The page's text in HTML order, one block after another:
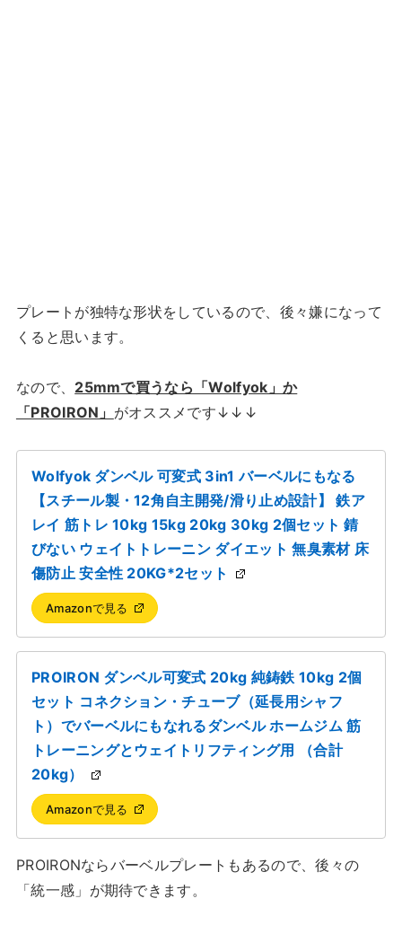
プレートが独特な形状をしているので、後々嫌になって
くると思います。
なので、 25mmで買うなら「Wolfyok」か
「PROIRON」 がオススメです↓↓↓
Wolfyok ダンベル 可変式 3in1 バーベルにもなる
【スチール製・12角自主開発/滑り止め設計】 鉄ア
レイ 筋トレ 10kg 15kg 20kg 30kg 2個セット 錆
びない ウェイトトレーニン ダイエット 無臭素材 床
傷防止 安全性 20KG*2セット
Amazonで見る
PROIRON ダンベル可変式 20kg 純鋳鉄 10kg 2個
セット コネクション・チューブ（延長用シャフ
ト）でバーベルにもなれるダンベル ホームジム 筋
トレーニングとウェイトリフティング用 （合計
20kg）
Amazonで見る
PROIRONならバーベルプレートもあるので、後々の
「統一感」が期待できます。